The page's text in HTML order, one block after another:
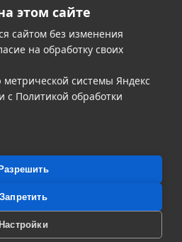
Ольга Кравченко
товары
данных
cookie
магазин канцелярии в
этом сайте
сайтом без изменения
на обработку своих
системы Яндекс
с Политикой обработки
Запретить
Настройки